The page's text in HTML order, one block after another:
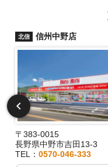
北信 信州中野店
〒383-0015
長野県中野市吉田13-3
TEL： 0570-046-333